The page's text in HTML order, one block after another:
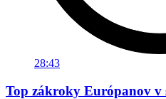
28:43
Top zákroky Európanov v